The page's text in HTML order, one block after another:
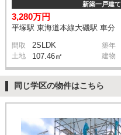
新築一戸建て
3,280万円
平塚駅 東海道本線大磯駅 車分
間取 2SLDK 築年
土地 107.46㎡ 建物
同じ学区の物件はこちら